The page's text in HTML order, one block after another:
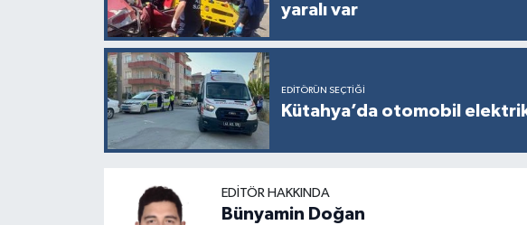
yaralı var
EDITÖRÜN SEÇTIĞI
Kütahya’da otomobil
EDITÖR HAKKINDA
Bünyamin Doğan